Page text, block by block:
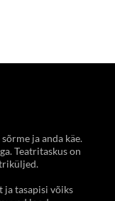
ja anda käe.
Teatritaskus on
ja tasapisi võiks